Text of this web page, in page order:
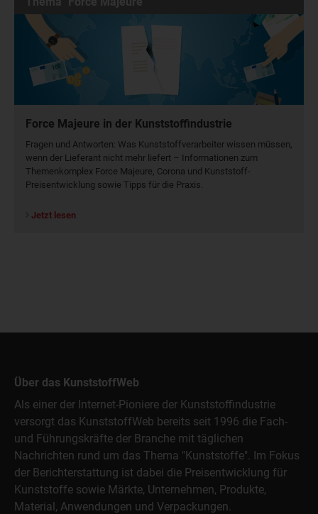
Force Majeure in der Kunststoffindustrie
Fragen und Antworten: Was Kunst­stoff­verarbeiter wissen müssen,
wenn der Lieferant nicht mehr liefert – Informationen zum
Themenkomplex Force Majeure, Corona und Kunststoff-
Preisentwicklung sowie Tipps für die Praxis.
Jetzt lesen
Über das KunststoffWeb
Als einer der Internet-Pioniere der Kunststoffindustrie
versorgt das KunststoffWeb bereits seit 1996 die Fach-
und Führungskräfte der Branche mit täglichen
Nachrichten rund um das Thema "Kunststoffe". Im Fokus
der Berichterstattung ist dabei die Preisentwicklung für
Kunststoffe sowie Märkte, Unternehmen, Produkte,
Material, Anwendungen und Verpackungen.